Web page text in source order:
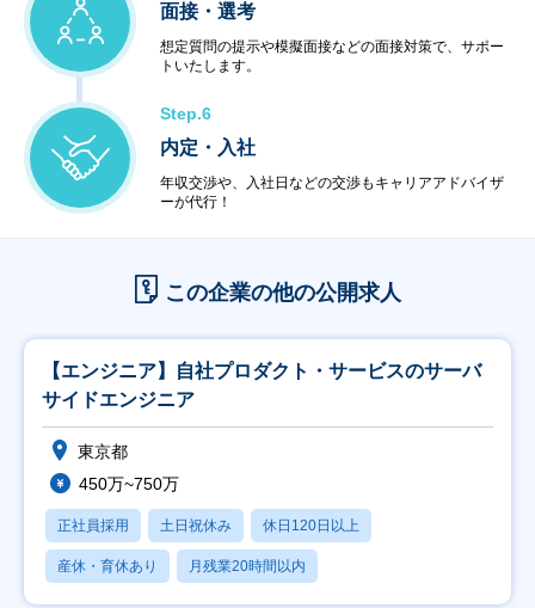
面接・選考
想定質問の提示や模擬面接などの面接対策で、サポー
トいたします。
Step.6
内定・入社
年収交渉や、入社日などの交渉もキャリアアドバイザ
ーが代行！
この企業の他の公開求人
【エンジニア】自社プロダクト・サービスのサーバ
サイドエンジニア
東京都
450万~750万
正社員採用 土日祝休み 休日120日以上
産休・育休あり 月残業20時間以内